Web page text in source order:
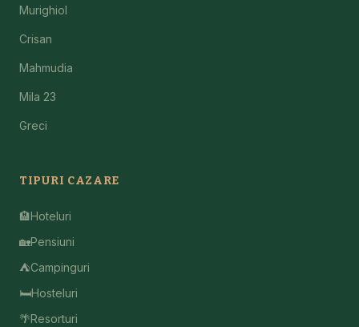
Murighiol
Crisan
Mahmudia
Mila 23
Greci
TIPURI CAZARE
🏨Hoteluri
🏡Pensiuni
⛺Campinguri
🛏️Hosteluri
🌴Resorturi